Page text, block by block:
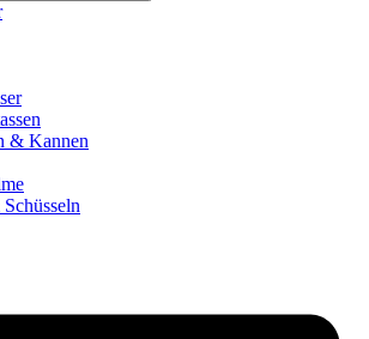
& Kannen